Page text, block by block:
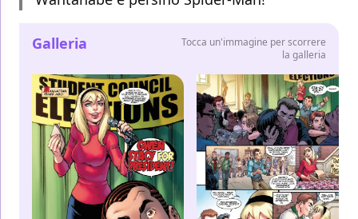
Galleria
Tocca un'immagine per scorrere
la galleria